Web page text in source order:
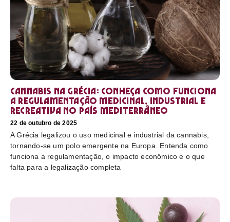
Cannabis na Grécia: conheça como funciona
a regulamentação medicinal, industrial e
recreativa no país mediterrâneo
22 de outubro de 2025
A Grécia legalizou o uso medicinal e industrial da cannabis,
tornando-se um polo emergente na Europa. Entenda como
funciona a regulamentação, o impacto econômico e o que
falta para a legalização completa